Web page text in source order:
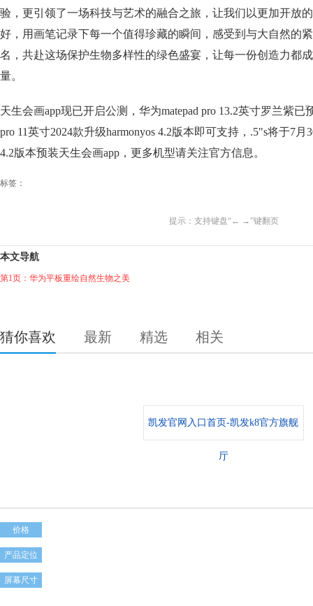
验，更引领了一场科技与艺术的融合之旅，让我们以更加开放
好，用画笔记录下每一个值得珍藏的瞬间，感受到与大自然的
名，共赴这场保护生物多样性的绿色盛宴，让每一份创造力都
量。
天生会画app现已开启公测，华为matepad pro 13.2英寸罗兰紫已
pro 11英寸2024款升级harmonyos 4.2版本即可支持，.5"s将于7月
4.2版本预装天生会画app，更多机型请关注官方信息。
标签：
提示：支持键盘“← →”键翻页
本文导航
第1页：华为平板重绘自然生物之美
猜你喜欢 最新 精选 相关
凯发官网入口首页-凯发k8官方旗舰
厅
价格
产品定位
屏幕尺寸